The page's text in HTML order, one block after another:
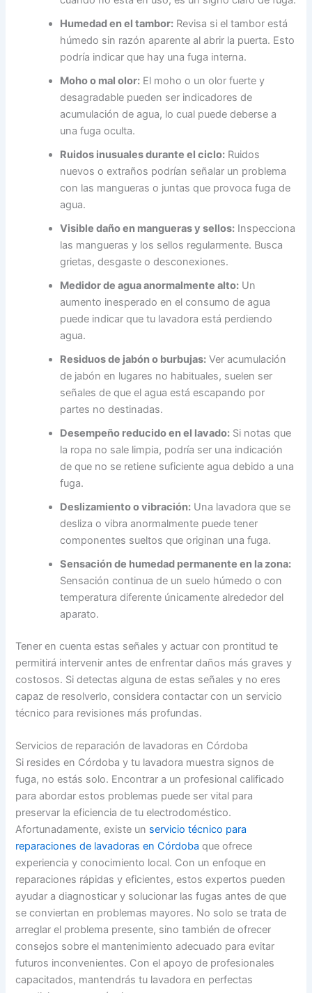
Humedad en el tambor: Revisa si el tambor está
húmedo sin razón aparente al abrir la puerta. Esto
podría indicar que hay una fuga interna.
Moho o mal olor: El moho o un olor fuerte y
desagradable pueden ser indicadores de
acumulación de agua, lo cual puede deberse a
una fuga oculta.
Ruidos inusuales durante el ciclo: Ruidos
nuevos o extraños podrían señalar un problema
con las mangueras o juntas que provoca fuga de
agua.
Visible daño en mangueras y sellos: Inspecciona
las mangueras y los sellos regularmente. Busca
grietas, desgaste o desconexiones.
Medidor de agua anormalmente alto: Un
aumento inesperado en el consumo de agua
puede indicar que tu lavadora está perdiendo
agua.
Residuos de jabón o burbujas: Ver acumulación
de jabón en lugares no habituales, suelen ser
señales de que el agua está escapando por
partes no destinadas.
Desempeño reducido en el lavado: Si notas que
la ropa no sale limpia, podría ser una indicación
de que no se retiene suficiente agua debido a una
fuga.
Deslizamiento o vibración: Una lavadora que se
desliza o vibra anormalmente puede tener
componentes sueltos que originan una fuga.
Sensación de humedad permanente en la zona:
Sensación continua de un suelo húmedo o con
temperatura diferente únicamente alrededor del
aparato.
Tener en cuenta estas señales y actuar con prontitud te
permitirá intervenir antes de enfrentar daños más graves y
costosos. Si detectas alguna de estas señales y no eres
capaz de resolverlo, considera contactar con un servicio
técnico para revisiones más profundas.
Servicios de reparación de lavadoras en Córdoba
Si resides en Córdoba y tu lavadora muestra signos de
fuga, no estás solo. Encontrar a un profesional calificado
para abordar estos problemas puede ser vital para
preservar la eficiencia de tu electrodoméstico.
Afortunadamente, existe un servicio técnico para
reparaciones de lavadoras en Córdoba que ofrece
experiencia y conocimiento local. Con un enfoque en
reparaciones rápidas y eficientes, estos expertos pueden
ayudar a diagnosticar y solucionar las fugas antes de que
se conviertan en problemas mayores. No solo se trata de
arreglar el problema presente, sino también de ofrecer
consejos sobre el mantenimiento adecuado para evitar
futuros inconvenientes. Con el apoyo de profesionales
capacitados, mantendrás tu lavadora en perfectas